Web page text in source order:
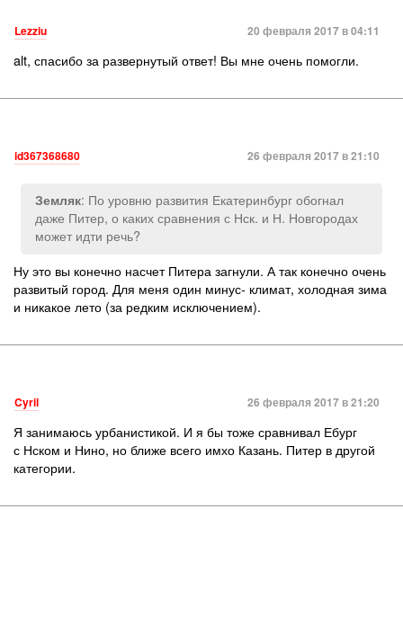
Lezziu 20 февраля 2017 в 04:11
alt, спасибо за развернутый ответ! Вы мне очень помогли.
id367368680 26 февраля 2017 в 21:10
Земляк: По уровню развития Екатеринбург обогнал
даже Питер, о каких сравнения с Нск. и Н. Новгородах
может идти речь?
Ну это вы конечно насчет Питера загнули. А так конечно очень
развитый город. Для меня один минус- климат, холодная зима
и никакое лето (за редким исключением).
Cyril 26 февраля 2017 в 21:20
Я занимаюсь урбанистикой. И я бы тоже сравнивал Ебург
с Нском и Нино, но ближе всего имхо Казань. Питер в другой
категории.